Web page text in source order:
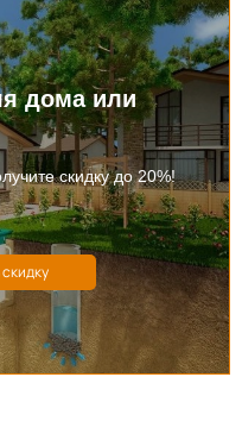
дома или
скидку до 20%!